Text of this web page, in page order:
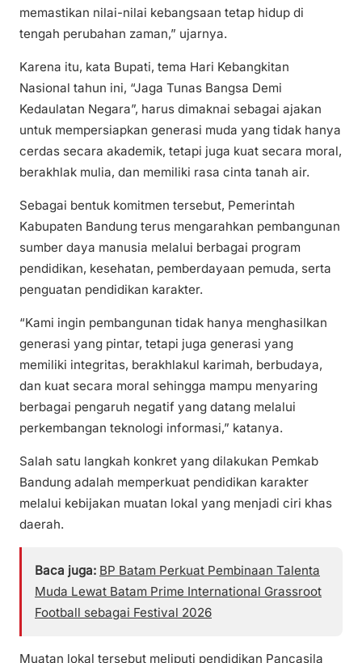
memastikan nilai-nilai kebangsaan tetap hidup di
tengah perubahan zaman,” ujarnya.
Karena itu, kata Bupati, tema Hari Kebangkitan
Nasional tahun ini, “Jaga Tunas Bangsa Demi
Kedaulatan Negara”, harus dimaknai sebagai ajakan
untuk mempersiapkan generasi muda yang tidak hanya
cerdas secara akademik, tetapi juga kuat secara moral,
berakhlak mulia, dan memiliki rasa cinta tanah air.
Sebagai bentuk komitmen tersebut, Pemerintah
Kabupaten Bandung terus mengarahkan pembangunan
sumber daya manusia melalui berbagai program
pendidikan, kesehatan, pemberdayaan pemuda, serta
penguatan pendidikan karakter.
“Kami ingin pembangunan tidak hanya menghasilkan
generasi yang pintar, tetapi juga generasi yang
memiliki integritas, berakhlakul karimah, berbudaya,
dan kuat secara moral sehingga mampu menyaring
berbagai pengaruh negatif yang datang melalui
perkembangan teknologi informasi,” katanya.
Salah satu langkah konkret yang dilakukan Pemkab
Bandung adalah memperkuat pendidikan karakter
melalui kebijakan muatan lokal yang menjadi ciri khas
daerah.
Baca juga: BP Batam Perkuat Pembinaan Talenta
Muda Lewat Batam Prime International Grassroot
Football sebagai Festival 2026
Muatan lokal tersebut meliputi pendidikan Pancasila